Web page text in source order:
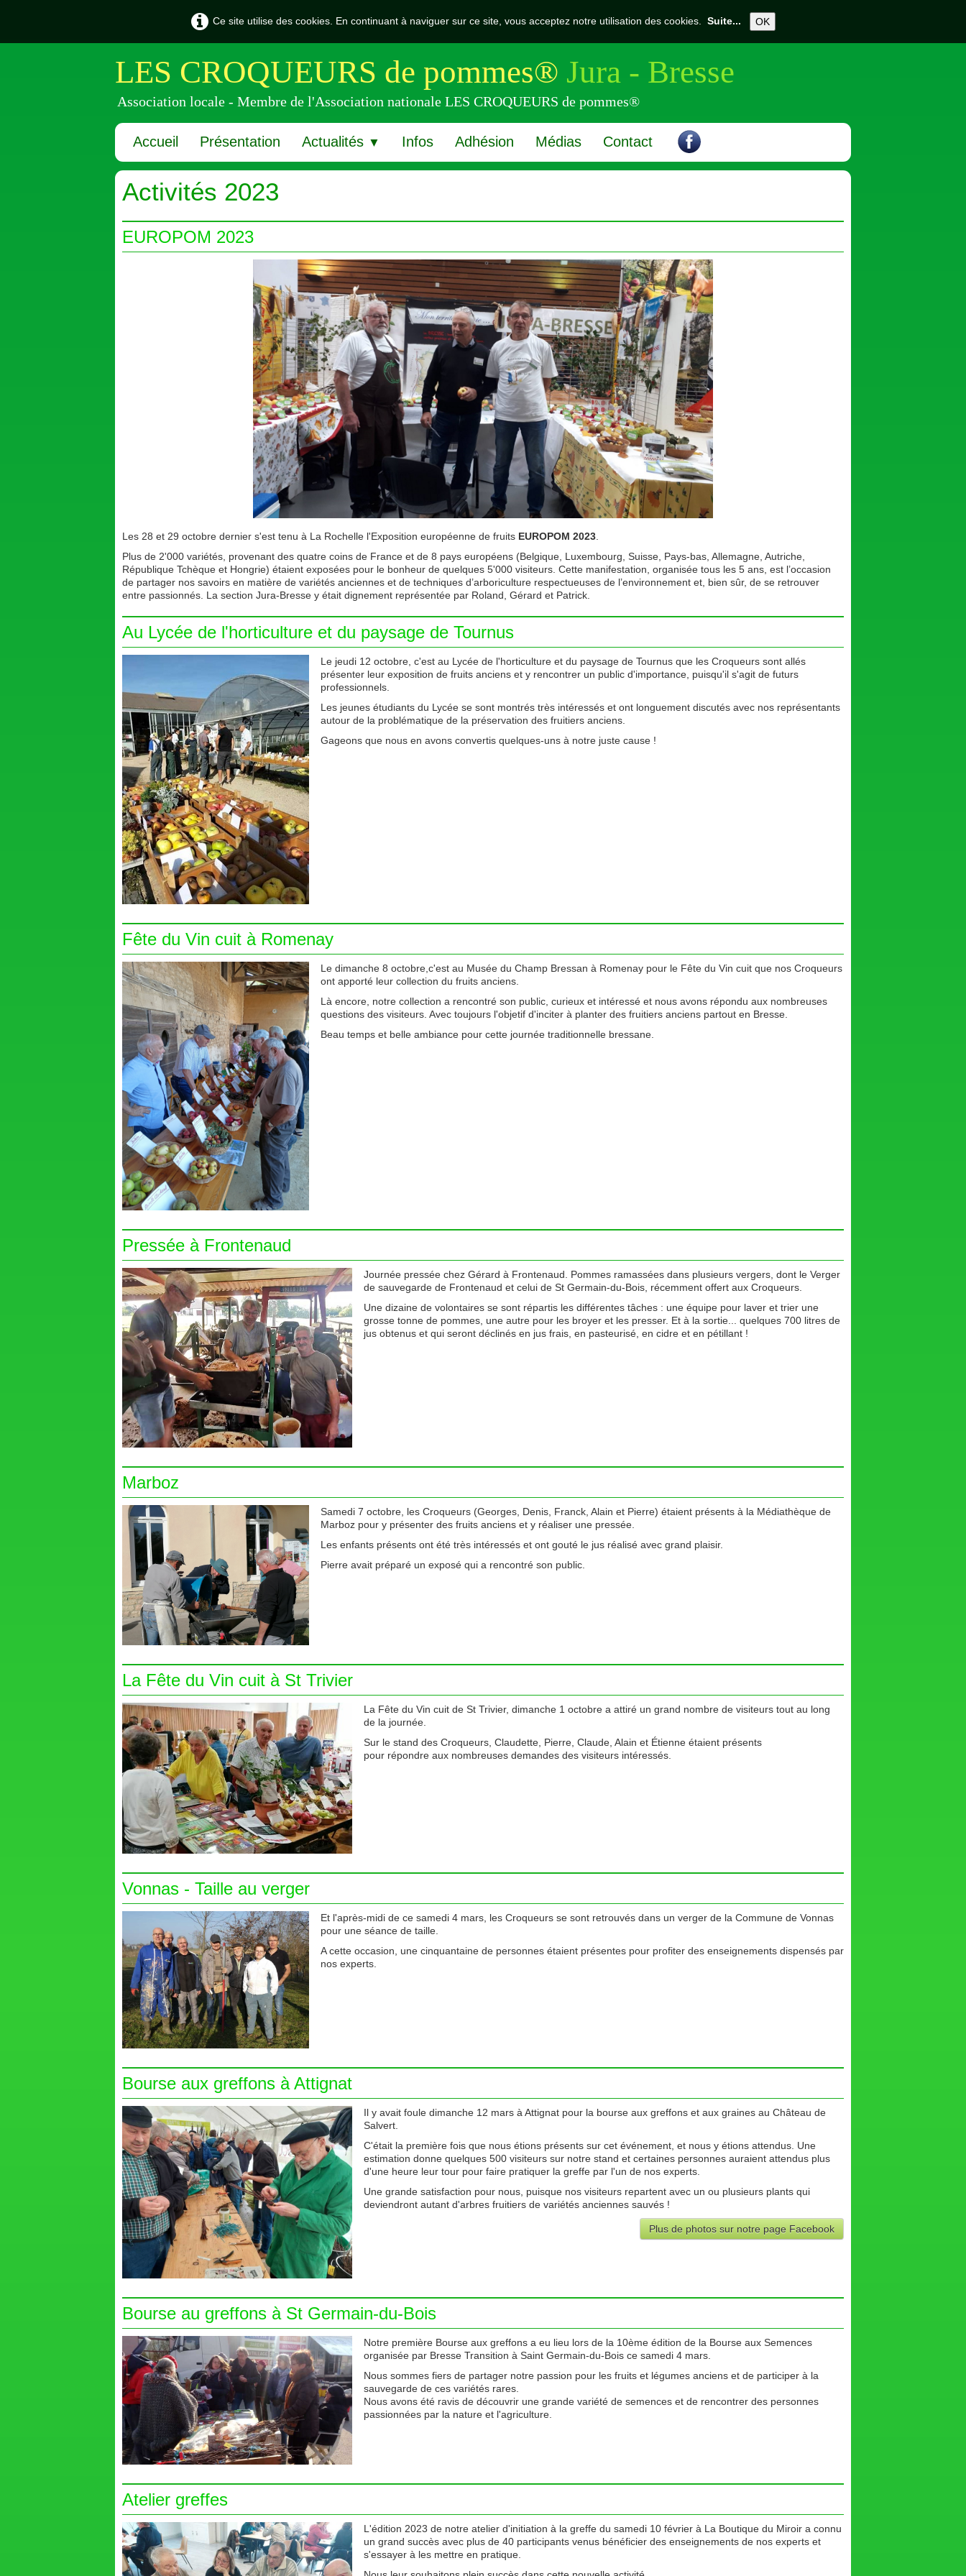
Ce site utilise des cookies. En continuant à naviguer sur ce site, vous acceptez notre utilisation des cookies. Suite... OK
LES CROQUEURS de pommes® Jura - Bresse
Association locale - Membre de l'Association nationale LES CROQUEURS de pommes®
Accueil Présentation Actualités ▼ Infos Adhésion Médias Contact
Activités 2023
EUROPOM 2023
Les 28 et 29 octobre dernier s'est tenu à La Rochelle l'Exposition européenne de fruits EUROPOM 2023
Plus de 2'000 variétés, provenant des quatre coins de France et de 8 pays européens (Belgique, Luxembourg, Suisse, Pays-bas, Allemagne, Autriche,
République Tchèque et Hongrie) étaient exposées pour le bonheur de quelques 5'000 visiteurs. Cette manifestation, organisée tous les 5 ans, est l’occasion
de partager nos savoirs en matière de variétés anciennes et de techniques d’arboriculture respectueuses de l’environnement et, bien sûr, de se retrouver
entre passionnés. La section Jura-Bresse y était dignement représentée par Roland, Gérard et Patrick.
Au Lycée de l'horticulture et du paysage de Tournus
Le jeudi 12 octobre, c'est au Lycée de l'horticulture et du paysage de Tournus que les Croqueurs sont allés
présenter leur exposition de fruits anciens et y rencontrer un public d'importance, puisqu'il s'agit de futurs
professionnels.
Les jeunes étudiants du Lycée se sont montrés très intéressés et ont longuement discutés avec nos représentants
autour de la problématique de la préservation des fruitiers anciens.
Gageons que nous en avons convertis quelques-uns à notre juste cause !
Fête du Vin cuit à Romenay
Le dimanche 8 octobre,c'est au Musée du Champ Bressan à Romenay pour le Fête du Vin cuit que nos Croqueurs
ont apporté leur collection du fruits anciens.
Là encore, notre collection a rencontré son public, curieux et intéressé et nous avons répondu aux nombreuses
questions des visiteurs. Avec toujours l'objetif d'inciter à planter des fruitiers anciens partout en Bresse.
Beau temps et belle ambiance pour cette journée traditionnelle bressane.
Pressée à Frontenaud
Journée pressée chez Gérard à Frontenaud. Pommes ramassées dans plusieurs vergers, dont le Verger
de sauvegarde de Frontenaud et celui de St Germain-du-Bois, récemment offert aux Croqueurs.
Une dizaine de volontaires se sont répartis les différentes tâches : une équipe pour laver et trier une
grosse tonne de pommes, une autre pour les broyer et les presser. Et à la sortie... quelques 700 litres de
jus obtenus et qui seront déclinés en jus frais, en pasteurisé, en cidre et en pétillant !
Marboz
Samedi 7 octobre, les Croqueurs (Georges, Denis, Franck, Alain et Pierre) étaient présents à la Médiathèque de
Marboz pour y présenter des fruits anciens et y réaliser une pressée.
Les enfants présents ont été très intéressés et ont gouté le jus réalisé avec grand plaisir.
Pierre avait préparé un exposé qui a rencontré son public.
La Fête du Vin cuit à St Trivier
La Fête du Vin cuit de St Trivier, dimanche 1 octobre a attiré un grand nombre de visiteurs tout au long
de la journée.
Sur le stand des Croqueurs, Claudette, Pierre, Claude, Alain et Étienne étaient présents
pour répondre aux nombreuses demandes des visiteurs intéressés.
Vonnas - Taille au verger
Et l'après-midi de ce samedi 4 mars, les Croqueurs se sont retrouvés dans un verger de la Commune de Vonnas
pour une séance de taille.
A cette occasion, une cinquantaine de personnes étaient présentes pour profiter des enseignements dispensés par
nos experts.
Bourse aux greffons à Attignat
Il y avait foule dimanche 12 mars à Attignat pour la bourse aux greffons et aux graines au Château de
Salvert.
C'était la première fois que nous étions présents sur cet événement, et nous y étions attendus. Une
estimation donne quelques 500 visiteurs sur notre stand et certaines personnes auraient attendus plus
d'une heure leur tour pour faire pratiquer la greffe par l'un de nos experts.
Une grande satisfaction pour nous, puisque nos visiteurs repartent avec un ou plusieurs plants qui
deviendront autant d'arbres fruitiers de variétés anciennes sauvés !
Plus de photos sur notre page Facebook
Bourse au greffons à St Germain-du-Bois
Notre première Bourse aux greffons a eu lieu lors de la 10ème édition de la Bourse aux Semences
organisée par Bresse Transition à Saint Germain-du-Bois ce samedi 4 mars.
Nous sommes fiers de partager notre passion pour les fruits et légumes anciens et de participer à la
sauvegarde de ces variétés rares.
Nous avons été ravis de découvrir une grande variété de semences et de rencontrer des personnes
passionnées par la nature et l'agriculture.
Atelier greffes
L'édition 2023 de notre atelier d'initiation à la greffe du samedi 10 février à La Boutique du Miroir a connu
un grand succès avec plus de 40 participants venus bénéficier des enseignements de nos experts et
s'essayer à les mettre en pratique.